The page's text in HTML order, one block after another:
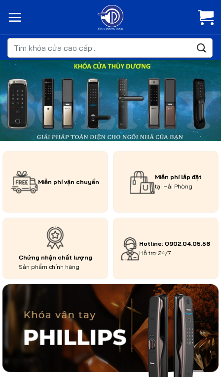
qua
dungTìm
kiếm:
Miễn phí vận chuyển
Miễn phí lắp đặt
tại Hải Phòng
Chứng nhận chất lượng
Sản phẩm chính hãng
Hotline: 0902.04.05.56
Hỗ trợ 24/7